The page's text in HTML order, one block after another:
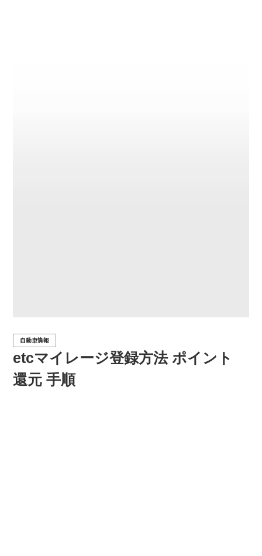
etcマイレージ登録方法 ポイント
還元 手順
自動車情報